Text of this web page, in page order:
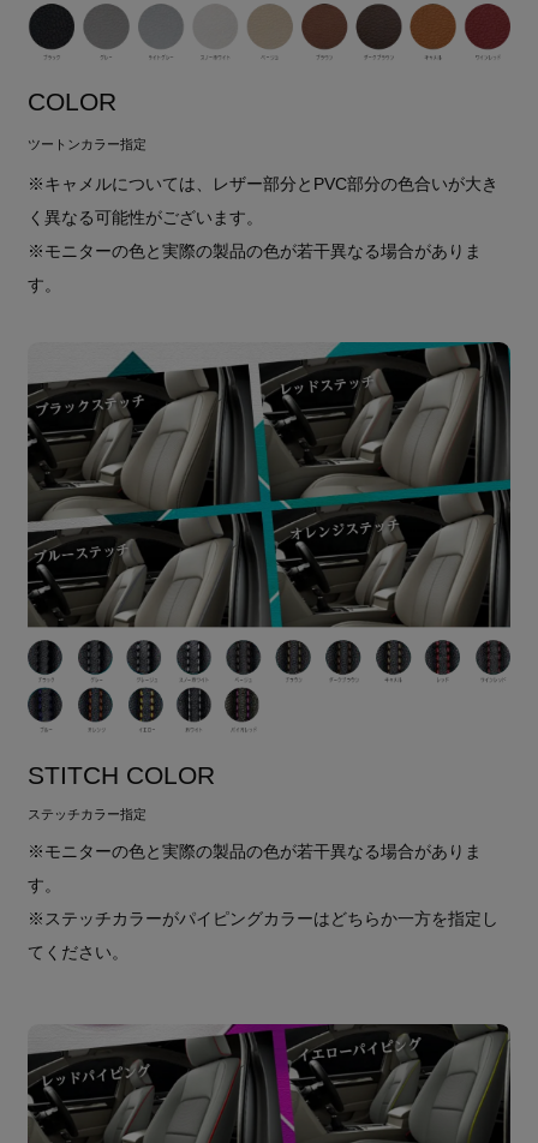
COLOR
ツートンカラー指定
※キャメルについては、レザー部分とPVC部分の色合いが大き
く異なる可能性がございます。
※モニターの色と実際の製品の色が若干異なる場合がありま
す。
STITCH COLOR
ステッチカラー指定
※モニターの色と実際の製品の色が若干異なる場合がありま
す。
※ステッチカラーがパイピングカラーはどちらか一方を指定し
てください。